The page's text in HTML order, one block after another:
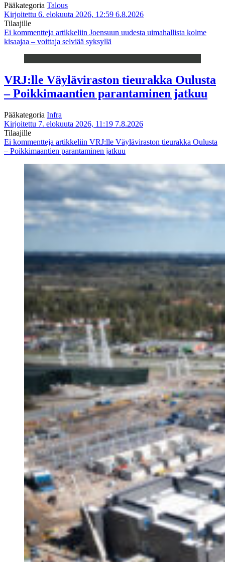
Pääkategoria Talous
Kirjoitettu 6. elokuuta 2026, 12:59 6.8.2026
Tilaajille
Ei kommentteja artikkeliin Joensuun uudesta uimahallista kolme
kisaajaa – voittaja selviää syksyllä
VRJ:lle Väyläviraston tieurakka Oulusta
– Poikkimaantien parantaminen jatkuu
Pääkategoria Infra
Kirjoitettu 7. elokuuta 2026, 11:19 7.8.2026
Tilaajille
Ei kommentteja artikkeliin VRJ:lle Väyläviraston tieurakka Oulusta
– Poikkimaantien parantaminen jatkuu